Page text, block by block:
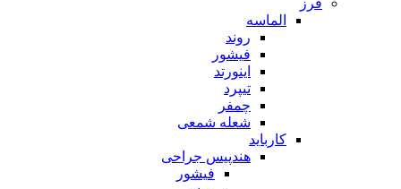
فرز
الماسه
روند
فیشور
اینورتد
تیپرد
چمفر
شعله شمعی
کارباید
هندپیس جراحی
فیشور